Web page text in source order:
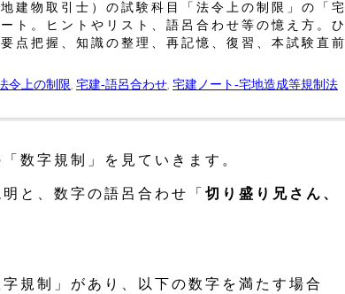
建物取引士）の試験科目「法令上の制限」の「宅
ト。ヒントやリスト、語呂合わせ等の憶え方。ひ
点把握、知識の整理、再記憶、復習、本試験直前
令上の制限 宅建‐語呂合わせ 宅建ノート‐宅地造成等規制法
数字規制」を見ていきます。
と、数字の語呂合わせ「 切り盛り兄さん、
規制」があり、以下の数字を満たす場合